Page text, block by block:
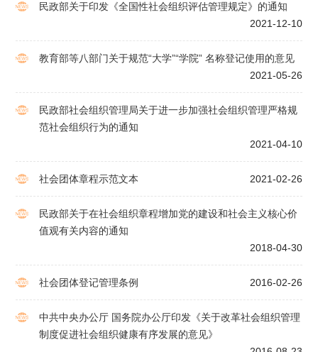
民政部关于印发《全国性社会组织评估管理规定》的通知
2021-12-10
教育部等八部门关于规范“大学”“学院” 名称登记使用的意见
2021-05-26
民政部社会组织管理局关于进一步加强社会组织管理严格规
范社会组织行为的通知
2021-04-10
社会团体章程示范文本 2021-02-26
民政部关于在社会组织章程增加党的建设和社会主义核心价
值观有关内容的通知
2018-04-30
社会团体登记管理条例 2016-02-26
中共中央办公厅 国务院办公厅印发《关于改革社会组织管理
制度促进社会组织健康有序发展的意见》